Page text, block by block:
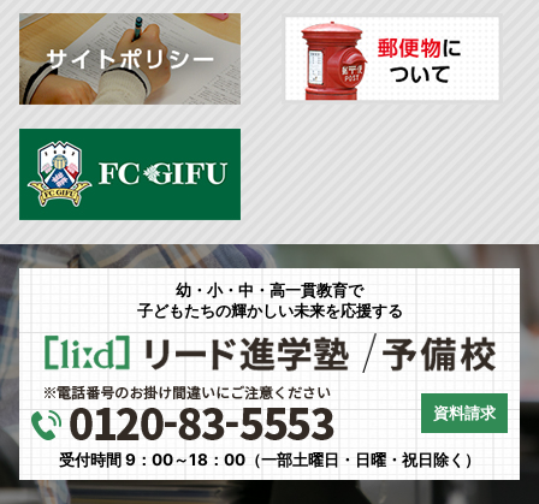
幼・小・中・高一貫教育で
子どもたちの輝かしい未来を応援する
資料請求
受付時間 9：00～18：00（一部土曜日・日曜・祝日除く）